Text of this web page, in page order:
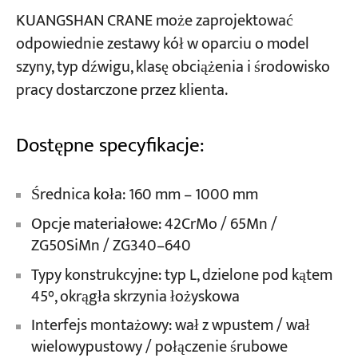
KUANGSHAN CRANE może zaprojektować
odpowiednie zestawy kół w oparciu o model
szyny, typ dźwigu, klasę obciążenia i środowisko
pracy dostarczone przez klienta.
Dostępne specyfikacje:
Średnica koła: 160 mm – 1000 mm
Opcje materiałowe: 42CrMo / 65Mn /
ZG50SiMn / ZG340–640
Typy konstrukcyjne: typ L, dzielone pod kątem
45°, okrągła skrzynia łożyskowa
Interfejs montażowy: wał z wpustem / wał
wielowypustowy / połączenie śrubowe